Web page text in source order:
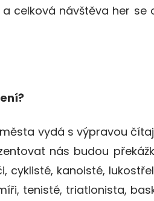
celková návštěva her se
vydá s výpravou
nás budou
cyklisté, kanoisté,
tenisté, triatlonista,